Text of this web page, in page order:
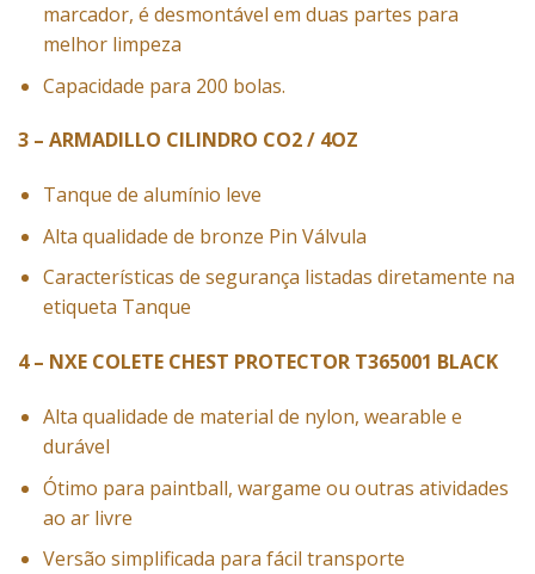
marcador, é desmontável em duas partes para
melhor limpeza
Capacidade para 200 bolas.
3 – ARMADILLO CILINDRO CO2 / 4OZ
Tanque de alumínio leve
Alta qualidade de bronze Pin Válvula
Características de segurança listadas diretamente na
etiqueta Tanque
4 – NXE COLETE CHEST PROTECTOR T365001 BLACK
Alta qualidade de material de nylon, wearable e
durável
Ótimo para paintball, wargame ou outras atividades
ao ar livre
Versão simplificada para fácil transporte